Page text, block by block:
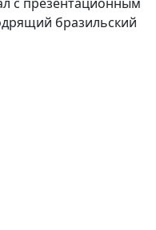
бразильский